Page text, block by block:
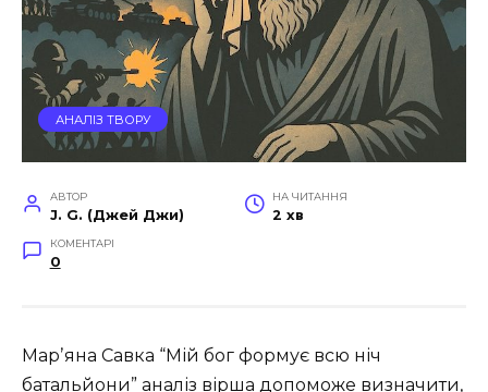
АНАЛІЗ ТВОРУ
АВТОР
J. G. (Джей Джи)
НА ЧИТАННЯ
2 хв
КОМЕНТАРІ
0
Марʼяна Савка “Мій бог формує всю ніч
батальйони” аналіз вірша допоможе визначити,